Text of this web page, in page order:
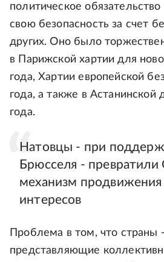
политическое
свою безопасность за счет
других. Оно было
в Парижской хартии для
года, Хартии европейской
года, а также в Астанинской
года.
Натовцы - при
Брюсселя -
механизм продвижения
интересов
Проблема в том, что
представляющие